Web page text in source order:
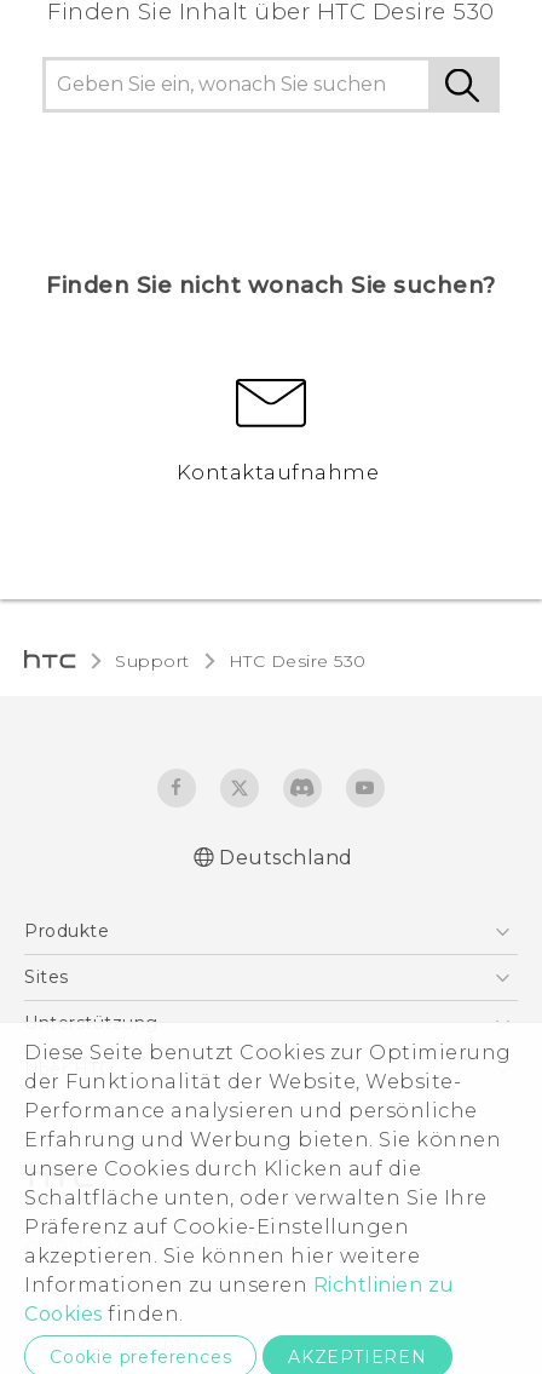
Diese Seite benutzt Cookies zur Optimierung
der Funktionalität der Website, Website-
Performance analysieren und persönliche
Erfahrung und Werbung bieten. Sie können
unsere Cookies durch Klicken auf die
Schaltfläche unten, oder verwalten Sie Ihre
Präferenz auf Cookie-Einstellungen
akzeptieren. Sie können hier weitere
Informationen zu unseren Richtlinien zu
Cookies finden.
Cookie preferences AKZEPTIEREN
Finden Sie Inhalt über‎ HTC Desire 530
Finden Sie nicht wonach Sie suchen?
Kontaktaufnahme
Support HTC Desire 530‎
English - User manual
Deutschland
Produkte
Smartphones
VIVE
Zubehör
Sites
HTC Dev
HTC Vive
Unterstützung
Unterstützung
eCommerce Support
Über HTC
ESG
Impressum
Investor
Cookie Preferences
Offene Stellen
Security and Privacy Whitepaper
© 2011-2026 HTC Corporation
Legal Terms
Datenschutzkontakt:Global-Privacy@htc.com